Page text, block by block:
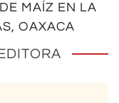
MAÍZ EN LA
OAXACA